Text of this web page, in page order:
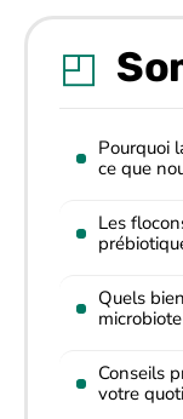
Pourquoi
ce que
Les
Quels
Conseils
votre